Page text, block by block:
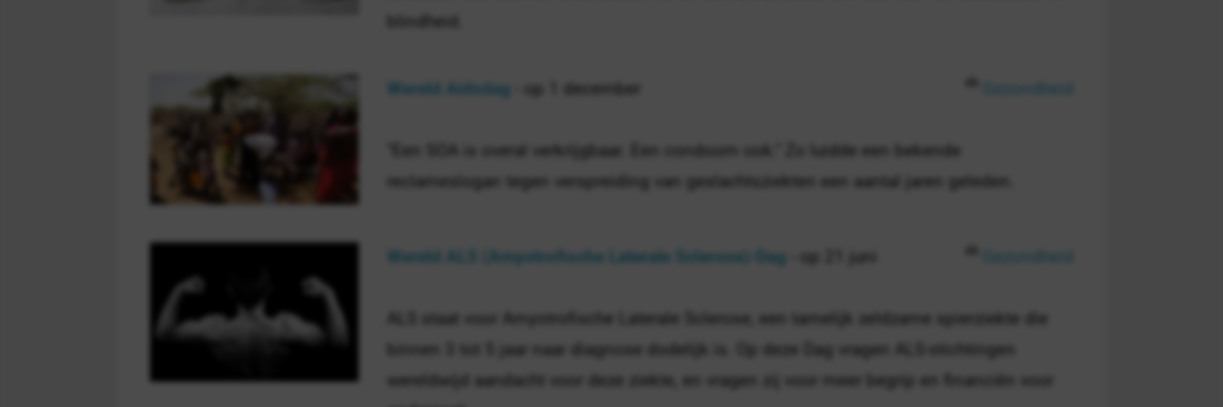
blindheid.
Wereld Aidsdag - op 1 december
"Een SOA is overal verkrijgbaar. Een condoom ook." Zo luidde een bekende
reclameslogan tegen verspreiding van geslachtsziekten een aantal jaren geleden.
Wereld ALS (Amyotrofische Laterale Sclerose)-Dag - op 21 juni Gezondheid
ALS staat voor Amyotrofische Laterale Sclerose, een tamelijk zeldzame spierziekte die
binnen 3 tot 5 jaar naar diagnose dodelijk is. Op deze Dag vragen ALS-stichtingen
wereldwijd aandacht voor deze ziekte, en vragen zij voor meer begrip en financiën voor